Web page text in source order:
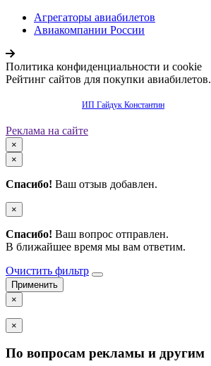
Агрегаторы авиабилетов
Авиакомпании России
Политика конфиденциальности и cookie
Рейтинг сайтов для покупки авиабилетов.
ИП Гайдук Константин
Реклама на сайте
×
×
Спасибо! Ваш отзыв добавлен.
×
Спасибо! Ваш вопрос отправлен.
В ближайшее время мы вам ответим.
Очистить фильтр
×
×
По вопросам рекламы и другим